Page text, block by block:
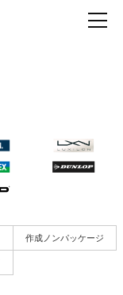
作成ノンパッケージ